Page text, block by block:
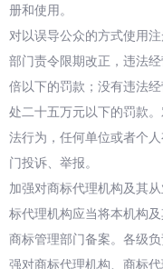
册和使用。
对以误导公众的方式使用
部门责令限期改正，违法
倍以下的罚款；没有违法
处二十五万元以下的罚款
法行为，任何单位或者个
门投诉、举报。
加强对商标代理机构及其
标代理机构应当将本机构
商标管理部门备案。各级
强对商标代理机构、商标代